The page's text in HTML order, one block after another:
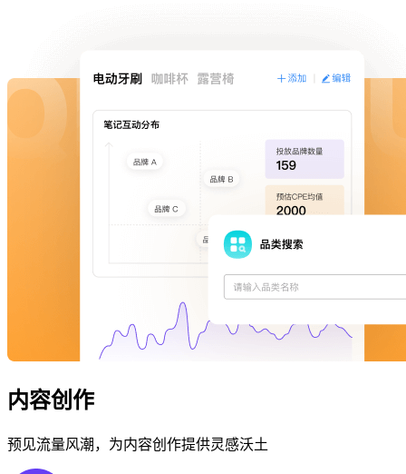
内容创作
预见流量风潮，为内容创作提供灵感沃土